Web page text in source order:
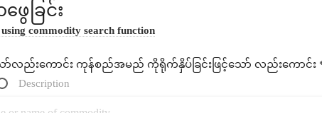
ေခြင်း
commodity search function
သော်လည်းကောင်း ကုန်စည်အမည် ကိုရိုက်နှိပ်ခြင်းဖြင့်သော် လည်းကောင်း
Description